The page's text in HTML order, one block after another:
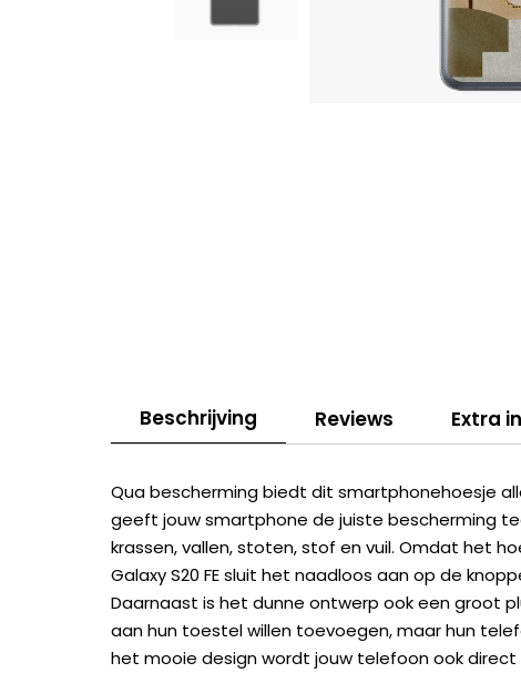
Beschrijving Reviews Extra
Qua bescherming biedt dit smartphonehoesje
geeft jouw smartphone de juiste bescherming
krassen, vallen, stoten, stof en vuil. Omdat het
Galaxy S20 FE sluit het naadloos aan op de
Daarnaast is het dunne ontwerp ook een groot
aan hun toestel willen toevoegen, maar hun
het mooie design wordt jouw telefoon ook